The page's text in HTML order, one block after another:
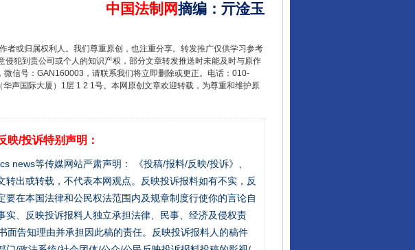
中国法制网摘编 ： 亓淦玉
者或归属权利人。我们尊重原创，也注重分享。转发推广仅供学习参考
犯到贵公司或个人的知识产权，部分文章转发推送时未能及时与原作
信号：GAN160003，请联系我们将立即删除或更正。电话：010-
声国际大厦）1层 1 2 1号。本网原创文章欢迎转载，为尊重和维护原
映/投诉特别声明：
news等传媒网站严肃声明： 《投稿/报料/反映/投诉》、
出或转载，不代表本网观点。反映投诉报料如有不实，反
在本国法律和公民权法范围内及规章制度行使你的言论自
、反映投诉报料人独立承担法律、民事、经济及侵权责
告知理由并承担因此稿的责任。反映投诉报料人的稿件